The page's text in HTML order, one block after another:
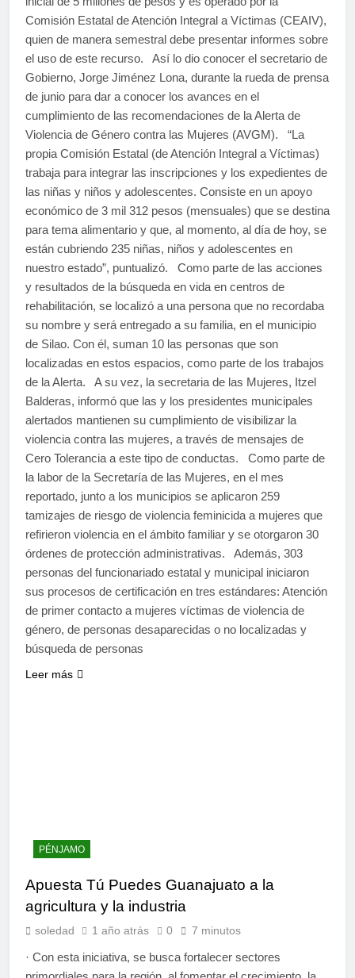
Comisión Estatal de Atención Integral a Víctimas (CEAIV),
quien de manera semestral debe presentar informes sobre
el uso de este recurso. Así lo dio conocer el secretario de
Gobierno, Jorge Jiménez Lona, durante la rueda de prensa
de junio para dar a conocer los avances en el
cumplimiento de las recomendaciones de la Alerta de
Violencia de Género contra las Mujeres (AVGM). “La
propia Comisión Estatal (de Atención Integral a Víctimas)
trabaja para integrar las inscripciones y los expedientes de
las niñas y niños y adolescentes. Consiste en un apoyo
económico de 3 mil 312 pesos (mensuales) que se destina
para tema alimentario y que, al momento, al día de hoy, se
están cubriendo 235 niñas, niños y adolescentes en
nuestro estado”, puntualizó. Como parte de las acciones
y resultados de la búsqueda en vida en centros de
rehabilitación, se localizó a una persona que no recordaba
su nombre y será entregado a su familia, en el municipio
de Silao. Con él, suman 10 las personas que son
localizadas en estos espacios, como parte de los trabajos
de la Alerta. A su vez, la secretaria de las Mujeres, Itzel
Balderas, informó que las y los presidentes municipales
alertados mantienen su cumplimiento de visibilizar la
violencia contra las mujeres, a través de mensajes de
Cero Tolerancia a este tipo de conductas. Como parte de
la labor de la Secretaría de las Mujeres, en el mes
reportado, junto a los municipios se aplicaron 259
tamizajes de riesgo de violencia feminicida a mujeres que
refirieron violencia en el ámbito familiar y se otorgaron 30
órdenes de protección administrativas. Además, 303
personas del funcionariado estatal y municipal iniciaron
sus procesos de certificación en tres estándares: Atención
de primer contacto a mujeres víctimas de violencia de
género, de personas desaparecidas o no localizadas y
búsqueda de personas
Leer más
PÉNJAMO
Apuesta Tú Puedes Guanajuato a la
agricultura y la industria
soledad 1 año atrás 0 7 minutos
· Con esta iniciativa, se busca fortalecer sectores